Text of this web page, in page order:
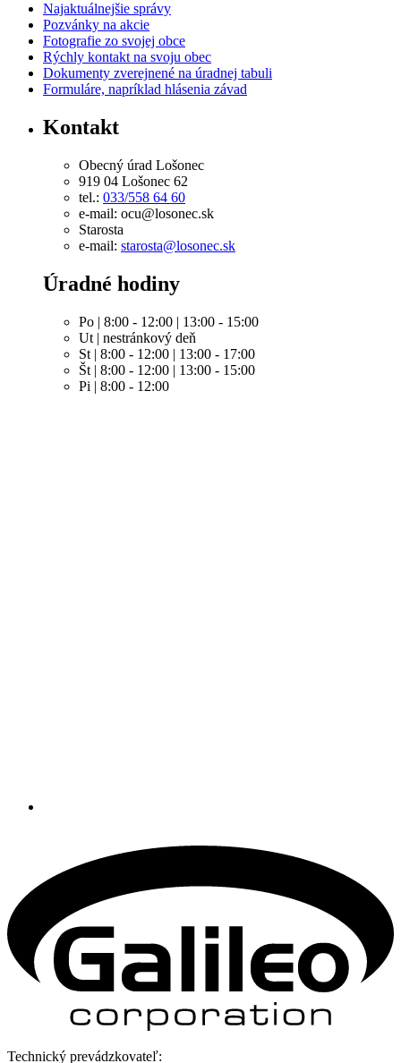
Najaktuálnejšie správy
Pozvánky na akcie
Fotografie zo svojej obce
Rýchly kontakt na svoju obec
Dokumenty zverejnené na úradnej tabuli
Formuláre, napríklad hlásenia závad
Kontakt
Obecný úrad Lošonec
919 04 Lošonec 62
tel.: 033/558 64 60
e-mail: ocu@losonec.sk
Starosta
e-mail: starosta@losonec.sk
Úradné hodiny
Po | 8:00 - 12:00 | 13:00 - 15:00
Ut | nestránkový deň
St | 8:00 - 12:00 | 13:00 - 17:00
Št | 8:00 - 12:00 | 13:00 - 15:00
Pi | 8:00 - 12:00
Technický prevádzkovateľ: